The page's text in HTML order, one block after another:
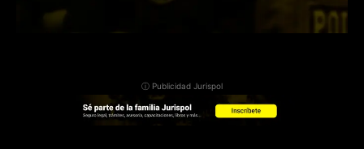
ⓘ Publicidad Jurispol